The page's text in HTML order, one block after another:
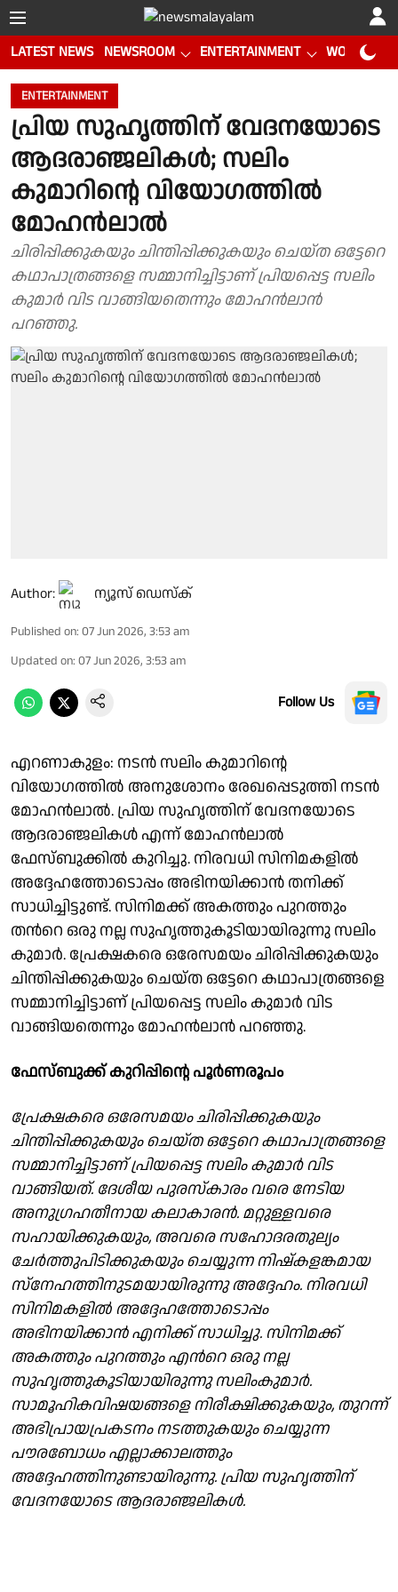
LATEST NEWS NEWSROOM ENTERTAINMENT WORLD CUP
ENTERTAINMENT
പ്രിയ സുഹൃത്തിന്‌ വേദനയോടെ
ആദരാഞ്ജലികൾ; സലിം
കുമാറിൻ്റെ വിയോഗത്തിൽ
മോഹൻലാൽ
ചിരിപ്പിക്കുകയും ചിന്തിപ്പിക്കുകയും ചെയ്ത ഒട്ടേറെ
കഥാപാത്രങ്ങളെ സമ്മാനിച്ചിട്ടാണ്‌ പ്രിയപ്പെട്ട സലിം
കുമാര്‍ വിട വാങ്ങിയതെന്നും മോഹൻലാൻ
പറഞ്ഞു.
Author: ന്യൂസ് ഡെസ്ക്
Published on: 07 Jun 2026, 3:53 am
Updated on: 07 Jun 2026, 3:53 am
Follow Us
എറണാകുളം: നടൻ സലിം കുമാറിൻ്റെ
വിയോഗത്തിൽ അനുശോനം രേഖപ്പെടുത്തി നടൻ
മോഹൻലാൽ. പ്രിയ സുഹൃത്തിന്‌ വേദനയോടെ
ആദരാഞ്ജലികൾ എന്ന് മോഹൻലാൽ
ഫേസ്ബുക്കിൽ കുറിച്ചു. നിരവധി സിനിമകളില്‍
അദ്ദേഹത്തോടൊപ്പം അഭിനയിക്കാന്‍ തനിക്ക്
സാധിച്ചിട്ടുണ്ട്. സിനിമക്ക് അകത്തും പുറത്തും
തന്‍റെ ഒരു നല്ല സുഹൃത്തുകൂടിയായിരുന്നു സലിം
കുമാര്‍. പ്രേക്ഷകരെ ഒരേസമയം ചിരിപ്പിക്കുകയും
ചിന്തിപ്പിക്കുകയും ചെയ്ത ഒട്ടേറെ കഥാപാത്രങ്ങളെ
സമ്മാനിച്ചിട്ടാണ്‌ പ്രിയപ്പെട്ട സലിം കുമാര്‍ വിട
വാങ്ങിയതെന്നും മോഹൻലാൻ പറഞ്ഞു.
ഫേസ്ബുക്ക് കുറിപ്പിന്റെ പൂർണരൂപം
പ്രേക്ഷകരെ ഒരേസമയം ചിരിപ്പിക്കുകയും
ചിന്തിപ്പിക്കുകയും ചെയ്ത ഒട്ടേറെ കഥാപാത്രങ്ങളെ
സമ്മാനിച്ചിട്ടാണ്‌ പ്രിയപ്പെട്ട സലിം കുമാര്‍ വിട
വാങ്ങിയത്. ദേശീയ പുരസ്കാരം വരെ നേടിയ
അനുഗ്രഹതീനായ കലാകാരന്‍. മറ്റുള്ളവരെ
സഹായിക്കുകയും, അവരെ സഹോദരതുല്യം
ചേര്‍ത്തുപിടിക്കുകയും ചെയ്യുന്ന നിഷ്കളങ്കമായ
സ്നേഹത്തിനുടമയായിരുന്നു അദ്ദേഹം. നിരവധി
സിനിമകളില്‍ അദ്ദേഹത്തോടൊപ്പം
അഭിനയിക്കാന്‍ എനിക്ക് സാധിച്ചു. സിനിമക്ക്
അകത്തും പുറത്തും എന്‍റെ ഒരു നല്ല
സുഹൃത്തുകൂടിയായിരുന്നു സലിംകുമാര്‍.
സാമൂഹികവിഷയങ്ങളെ നിരീക്ഷിക്കുകയും, തുറന്ന്
അഭിപ്രായപ്രകടനം നടത്തുകയും ചെയ്യുന്ന
പൗരബോധം എല്ലാക്കാലത്തും
അദ്ദേഹത്തിനുണ്ടായിരുന്നു. പ്രിയ സുഹൃത്തിന്‌
വേദനയോടെ ആദരാഞ്ജലികൾ.